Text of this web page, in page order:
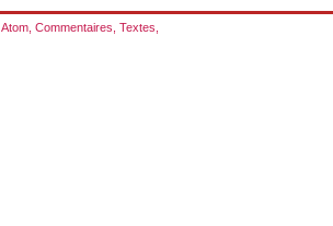
Atom Commentaires Textes